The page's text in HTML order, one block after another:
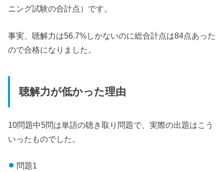
ニング試験の合計点）です。
事実、聴解力は56.7%しかないのに総合計点は84点あった
ので合格になりました。
聴解力が低かった理由
10問題中5問は単語の聴き取り問題で、実際の出題はこう
いったものでした。
問題1